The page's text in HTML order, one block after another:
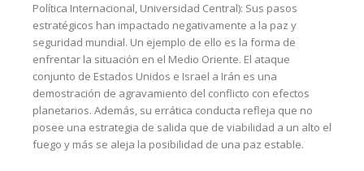
Política Internacional, Universidad Central): Sus pasos
estratégicos han impactado negativamente a la paz y
seguridad mundial. Un ejemplo de ello es la forma de
enfrentar la situación en el Medio Oriente. El ataque
conjunto de Estados Unidos e Israel a Irán es una
demostración de agravamiento del conflicto con efectos
planetarios. Además, su errática conducta refleja que no
posee una estrategia de salida que de viabilidad a un alto el
fuego y más se aleja la posibilidad de una paz estable.